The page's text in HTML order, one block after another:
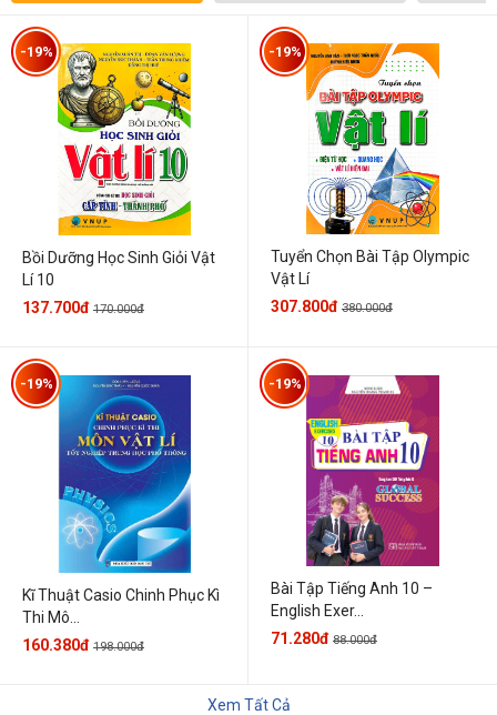
Bồi Dưỡng Học Sinh Giỏi Vật
Lí 10
-19%
137.700đ 170.000đ
Tuyển Chọn Bài Tập Olympic
Vật Lí
-19%
307.800đ 380.000đ
Kĩ Thuật Casio Chinh Phục Kì
Thi Mô...
-19%
160.380đ 198.000đ
Bài Tập Tiếng Anh 10 –
English Exer...
-19%
71.280đ 88.000đ
Xem Tất Cả